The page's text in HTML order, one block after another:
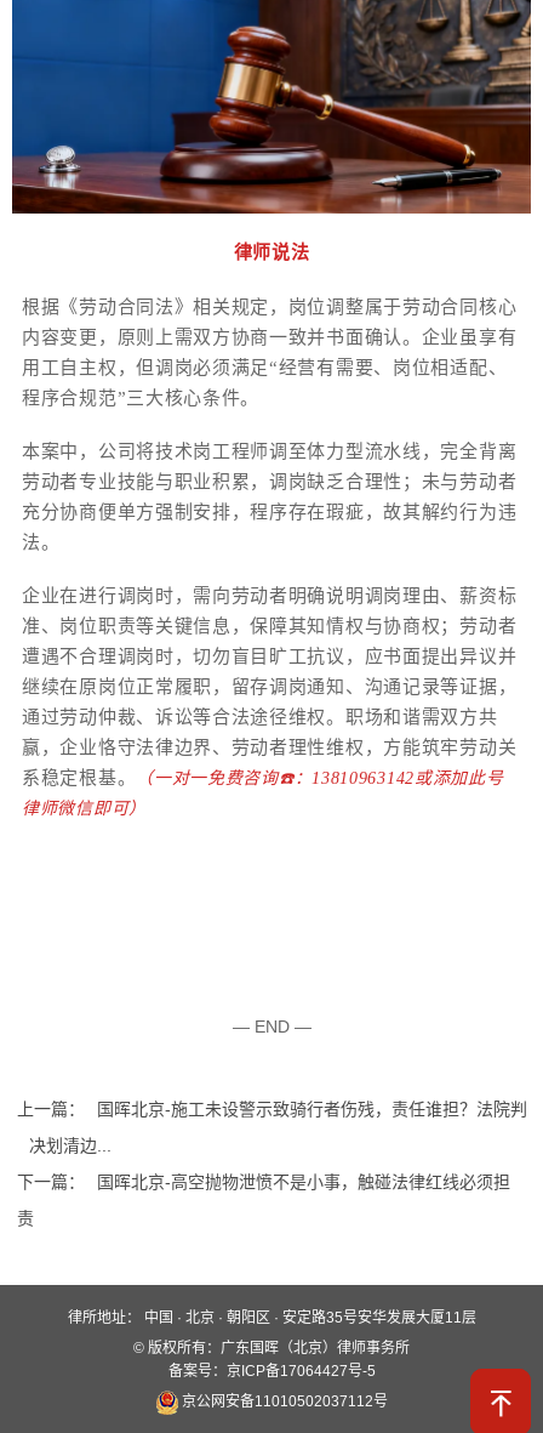
律师说法
根据《劳动合同法》相关规定，岗位调整属于劳动合同核心
内容变更，原则上需双方协商一致并书面确认。企业虽享有
用工自主权，但调岗必须满足“经营有需要、岗位相适配、
程序合规范”三大核心条件。
本案中，公司将技术岗工程师调至体力型流水线，完全背离
劳动者专业技能与职业积累，调岗缺乏合理性；未与劳动者
充分协商便单方强制安排，程序存在瑕疵，故其解约行为违
法。
企业在进行调岗时，需向劳动者明确说明调岗理由、薪资标
准、岗位职责等关键信息，保障其知情权与协商权；劳动者
遭遇不合理调岗时，切勿盲目旷工抗议，应书面提出异议并
继续在原岗位正常履职，留存调岗通知、沟通记录等证据，
通过劳动仲裁、诉讼等合法途径维权。职场和谐需双方共
赢，企业恪守法律边界、劳动者理性维权，方能筑牢劳动关
系稳定根基。
（一对一免费咨询☎️：13810963142或添加此号
律师微信即可）
— END —
上一篇：
国晖北京-施工未设警示致骑行者伤残，责任谁担？法院判
决划清边...
下一篇：
国晖北京-高空抛物泄愤不是小事，触碰法律红线必须担
责
律所地址： 中国 · 北京 · 朝阳区 · 安定路35号安华发展大厦11层
业务领域 国晖团队
新闻动态 案例分析
© 版权所有：广东国晖（北京）律师事务所
备案号：京ICP备17064427号-5
京公网安备11010502037112号